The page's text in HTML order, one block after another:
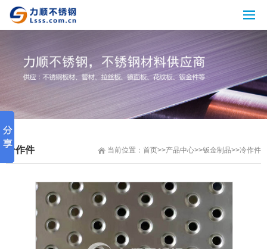
当前位置： 首页>>产品中心>>钣金制品>>冷作件
冷作件